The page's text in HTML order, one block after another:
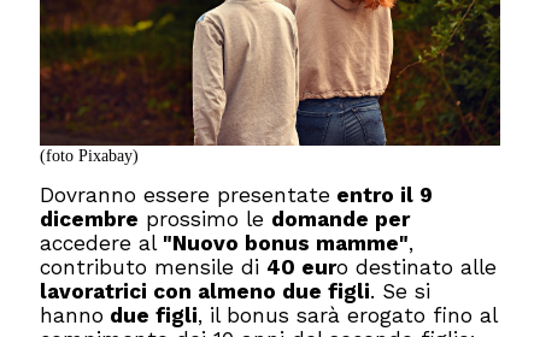
(foto Pixabay)
Dovranno essere presentate entro il 9
dicembre prossimo le domande per
accedere al "Nuovo bonus mamme",
contributo mensile di 40 euro destinato alle
lavoratrici con almeno due figli. Se si
hanno due figli, il bonus sarà erogato fino al